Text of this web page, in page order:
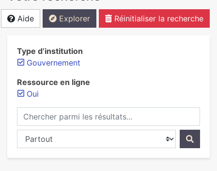
Aide Explorer Réinitialiser la recherche
Type d’institution
Gouvernement
Ressource en ligne
Oui
Chercher parmi les résultats...
Chercher dans...